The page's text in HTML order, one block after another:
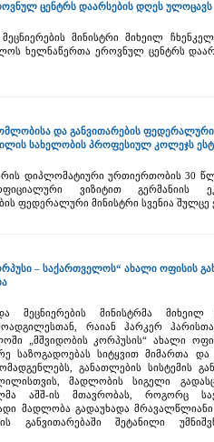
ცენტრს დაარსების დღეს ულოცავს
მინისტრი მიხეილ
ხელნაწერთა ეროვნულ ცენტრს
და განვითარების ფედერალური
სახელობის პროფესიულ კოლეჯს
დიპლომატიური ურთიერთობის 30
ვიზიტით გერმანიის
ფედერალური მინისტრი სვენია შულცე
– საქართველოს“ ახალი ოფისის
მეცნიერების მინისტრმა მიხეილ
რაიან ჰარკერ
„მშვიდობის კორპუსის“ ახალი
საზოგადოებას სიტყვით მიმართა და
განათლების სისტემის
მადლობის სიგელი
აშშ-ის მთავრობას, როგორც
მადლობა გადაუხადა
განვითარებაში შეტანილი